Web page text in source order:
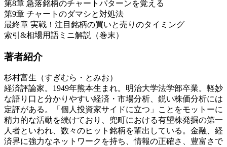
第8章 急落銘柄のチャートパターンを覚える
第9章 チャートのダマシと対処法
最終章 実戦！注目銘柄の買いと売りのタイミング
索引&相場用語ミニ解説（巻末）
著者紹介
杉村富生（すぎむら・とみお）
経済評論家。1949年熊本生まれ。明治大学法学部卒業。軽妙
な語り口と分かりやすい経済・市場分析、鋭い株価分析には
定評がある。「個人投資家サイドに立つ」ことをモットーに
精力的な活動を続けており、兜町における有望株発掘の第一
人者といわれ、数々のヒット銘柄を輩出している。金融、経
済界に強力なネットワークを持ち、情報の正確さ、豊富さで